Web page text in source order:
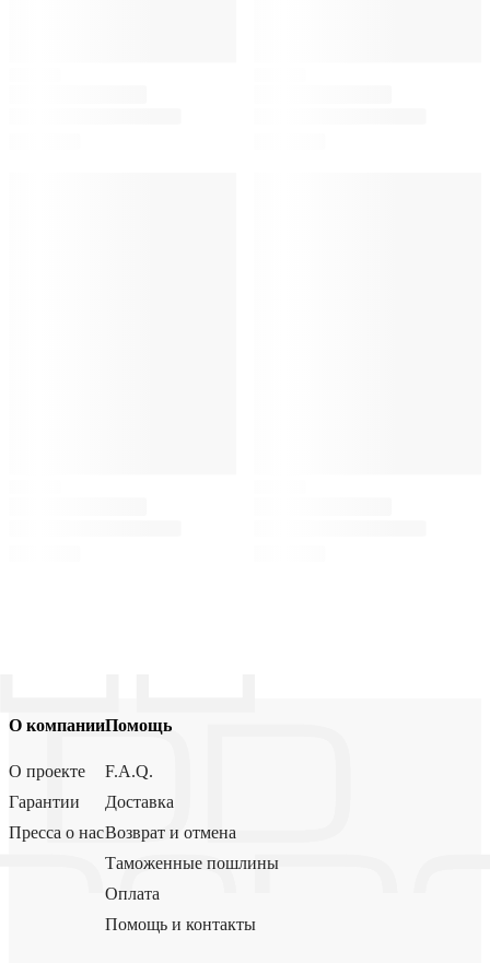
О компании
О проекте
Гарантии
Пресса о нас
Помощь
F.A.Q.
Доставка
Возврат и отмена
Таможенные пошлины
Оплата
Помощь и контакты